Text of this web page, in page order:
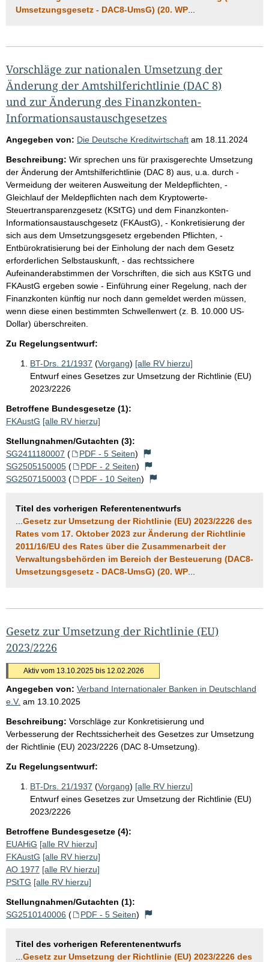
Umsetzungsgesetz - DAC8-UmsG) (20. WP
Vorschläge zur nationalen Umsetzung der
Änderung der Amtshilferichtlinie (DAC 8)
und zur Änderung des Finanzkonten-
Informationsaustauschgesetzes
Angegeben von: Die Deutsche Kreditwirtschaft am 18.11.2024
Beschreibung: Wir sprechen uns für praxisgerechte Umsetzung
der Änderung der Amtshilferichtlinie (DAC 8) aus, u.a. durch -
Vermeidung der weiteren Ausweitung der Meldepflichten, -
Gleichlauf der Meldepflichten nach dem Kryptowerte-
Steuertransparenzgesetz (KStTG) und dem Finanzkonten-
Informationsaustauschgesetz (FKAustG), - Konkretisierung der
sich aus dem Umsetzungsgesetz ergebenden Pflichten, -
Entbürokratisierung bei der Einholung der nach dem Gesetz
erforderlichen Selbstauskunft, - das rechtssichere
Aufeinanderabstimmen der Vorschriften, die sich aus KStTG und
FKAustG ergeben sowie - Einführung einer Regelung, nach der
Finanzkonten künftig nur noch dann gemeldet werden müssen,
wenn diese einen bestimmten Schwellenwert (z. B. 10.000 US-
Dollar) überschreiten.
Zu Regelungsentwurf:
BT-Drs. 21/1937 (Vorgang) [alle RV hierzu]
Entwurf eines Gesetzes zur Umsetzung der Richtlinie (EU)
2023/2226
Betroffene Bundesgesetze (1):
FKAustG [alle RV hierzu]
Stellungnahmen/Gutachten (3):
SG2411180007 ( PDF - 5 Seiten)
SG2505150005 ( PDF - 2 Seiten)
SG2507150003 ( PDF - 10 Seiten)
Titel des vorherigen Referentenentwurfs
Gesetz zur Umsetzung der Richtlinie (EU) 2023/2226 des
Rates vom 17. Oktober 2023 zur Änderung der Richtlinie
2011/16/EU des Rates über die Zusammenarbeit der
Verwaltungsbehörden im Bereich der Besteuerung (DAC8-
Umsetzungsgesetz - DAC8-UmsG) (20. WP
Gesetz zur Umsetzung der Richtlinie (EU)
2023/2226
Aktiv vom 13.10.2025 bis 12.02.2026
Angegeben von: Verband Internationaler Banken in Deutschland
e.V. am 13.10.2025
Beschreibung: Vorschläge zur Konkretisierung und
Verbesserung der Rechtssicherheit des Gesetzes zur Umsetzung
der Richtlinie (EU) 2023/2226 (DAC 8-Umsetzung).
Zu Regelungsentwurf:
BT-Drs. 21/1937 (Vorgang) [alle RV hierzu]
Entwurf eines Gesetzes zur Umsetzung der Richtlinie (EU)
2023/2226
Betroffene Bundesgesetze (4):
EUAHiG [alle RV hierzu]
FKAustG [alle RV hierzu]
AO 1977 [alle RV hierzu]
PStTG [alle RV hierzu]
Stellungnahmen/Gutachten (1):
SG2510140006 ( PDF - 5 Seiten)
Titel des vorherigen Referentenentwurfs
Gesetz zur Umsetzung der Richtlinie (EU) 2023/2226 des